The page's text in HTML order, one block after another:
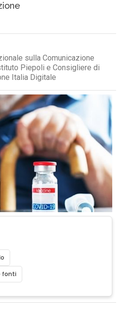
sulla Comunicazione
Piepoli e Consigliere di
Italia Digitale
fonti